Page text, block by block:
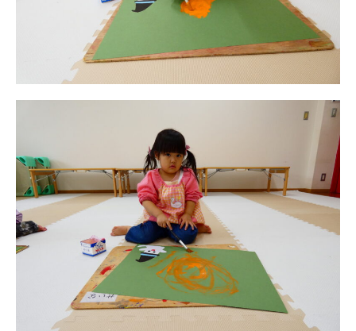
園児募集要項
教職員募集
園のこと
安⼼・安全対策
給⾷
課外教室
理事長のことば
教育と保育
美⽊多幼稚園の理想